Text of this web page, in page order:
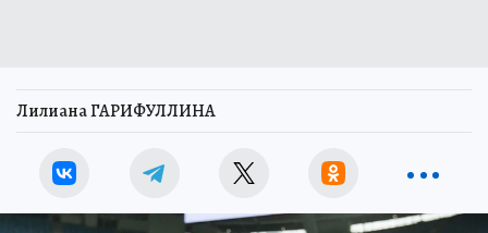
Лилиана ГАРИФУЛЛИНА